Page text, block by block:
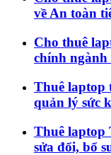
về An toàn
Cho thuê
chính ngành
Thuê laptop
quản lý sức
Thuê laptop
sửa đổi, bổ